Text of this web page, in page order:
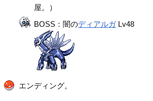
屋。）
BOSS：闇のディアルガ Lv48
エンディング。